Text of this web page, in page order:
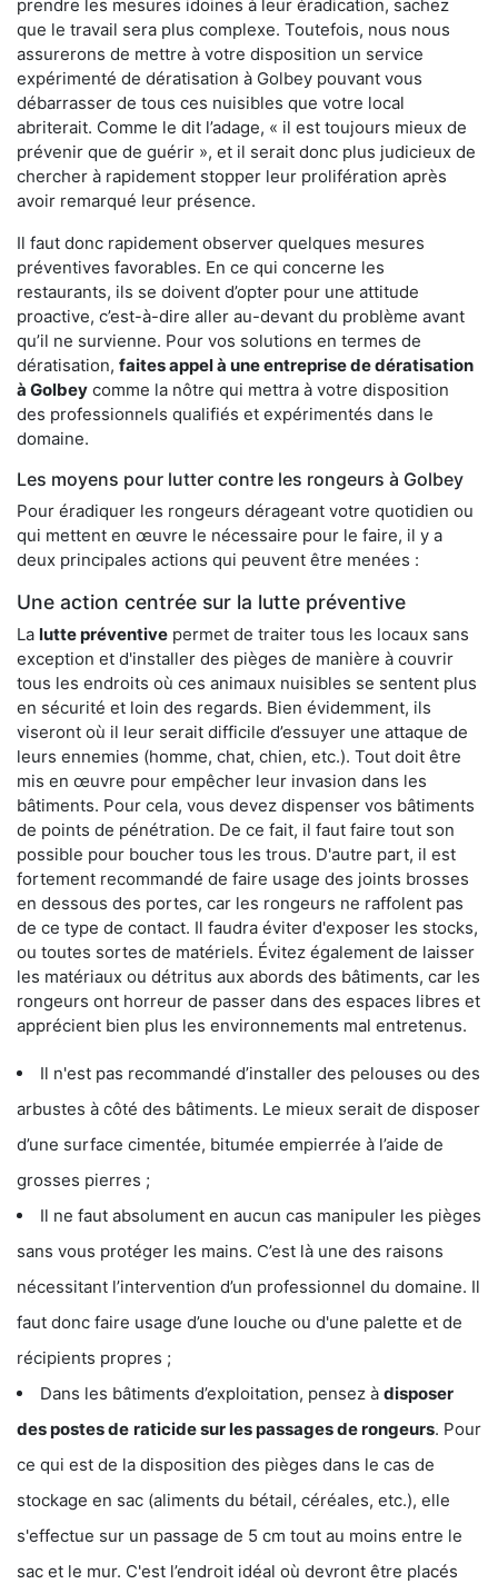
prendre les mesures idoines à leur éradication, sachez
que le travail sera plus complexe. Toutefois, nous nous
assurerons de mettre à votre disposition un service
expérimenté de dératisation à Golbey pouvant vous
débarrasser de tous ces nuisibles que votre local
abriterait. Comme le dit l’adage, « il est toujours mieux de
prévenir que de guérir », et il serait donc plus judicieux de
chercher à rapidement stopper leur prolifération après
avoir remarqué leur présence.
Il faut donc rapidement observer quelques mesures
préventives favorables. En ce qui concerne les
restaurants, ils se doivent d’opter pour une attitude
proactive, c’est-à-dire aller au-devant du problème avant
qu’il ne survienne. Pour vos solutions en termes de
dératisation, faites appel à une entreprise de dératisation
à Golbey comme la nôtre qui mettra à votre disposition
des professionnels qualifiés et expérimentés dans le
domaine.
Les moyens pour lutter contre les rongeurs à Golbey
Pour éradiquer les rongeurs dérageant votre quotidien ou
qui mettent en œuvre le nécessaire pour le faire, il y a
deux principales actions qui peuvent être menées :
Une action centrée sur la lutte préventive
La lutte préventive permet de traiter tous les locaux sans
exception et d'installer des pièges de manière à couvrir
tous les endroits où ces animaux nuisibles se sentent plus
en sécurité et loin des regards. Bien évidemment, ils
viseront où il leur serait difficile d’essuyer une attaque de
leurs ennemies (homme, chat, chien, etc.). Tout doit être
mis en œuvre pour empêcher leur invasion dans les
bâtiments. Pour cela, vous devez dispenser vos bâtiments
de points de pénétration. De ce fait, il faut faire tout son
possible pour boucher tous les trous. D'autre part, il est
fortement recommandé de faire usage des joints brosses
en dessous des portes, car les rongeurs ne raffolent pas
de ce type de contact. Il faudra éviter d'exposer les stocks,
ou toutes sortes de matériels. Évitez également de laisser
les matériaux ou détritus aux abords des bâtiments, car les
rongeurs ont horreur de passer dans des espaces libres et
apprécient bien plus les environnements mal entretenus.
Il n'est pas recommandé d’installer des pelouses ou des
arbustes à côté des bâtiments. Le mieux serait de disposer
d’une surface cimentée, bitumée empierrée à l’aide de
grosses pierres ;
Il ne faut absolument en aucun cas manipuler les pièges
sans vous protéger les mains. C’est là une des raisons
nécessitant l’intervention d’un professionnel du domaine. Il
faut donc faire usage d’une louche ou d'une palette et de
récipients propres ;
Dans les bâtiments d’exploitation, pensez à disposer
des postes de raticide sur les passages de rongeurs. Pour
ce qui est de la disposition des pièges dans le cas de
stockage en sac (aliments du bétail, céréales, etc.), elle
s'effectue sur un passage de 5 cm tout au moins entre le
sac et le mur. C'est l’endroit idéal où devront être placés